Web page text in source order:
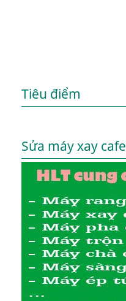
Tiêu điểm
Sửa máy xay cafe